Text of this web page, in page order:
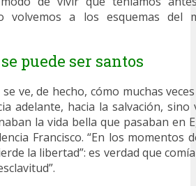
volvemos a los esquemas del
puede ser santos
ve, de hecho, cómo muchas
adelante, hacia la salvación, sino
la vida bella que pasaban en
Francisco. “En los momentos
la libertad”: es verdad que